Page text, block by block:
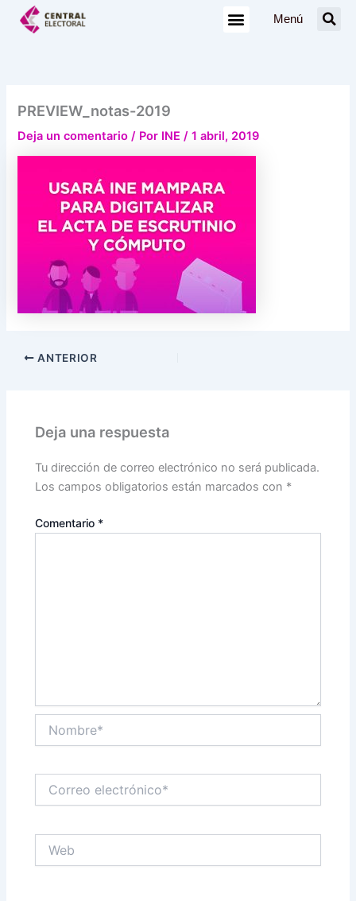
Menú
PREVIEW_notas-2019
Deja un comentario / Por INE/1 abril, 2019
ANTERIOR
Deja una respuesta
Tu dirección de correo electrónico no será publicada.
Los campos obligatorios están marcados con *
Comentario *
electrónico*